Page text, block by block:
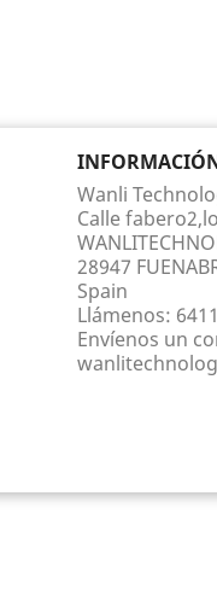
Wanli
Calle
28947
Spain
Llámenos:
Envíenos un